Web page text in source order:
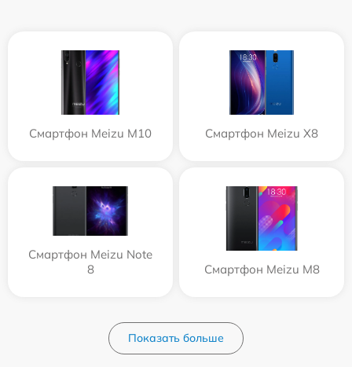
Смартфон Meizu M10 Смартфон Meizu X8
Смартфон Meizu Note
8
Смартфон Meizu M8
Показать больше